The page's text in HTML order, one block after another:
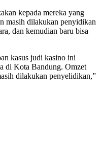
kepada mereka yang
masih dilakukan penyidikan
dan kemudian baru bisa
kasus judi kasino ini
di Kota Bandung. Omzet
dilakukan penyelidikan,”